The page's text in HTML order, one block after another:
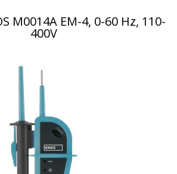
M0014A EM-4, 0-60 Hz, 110-
400V